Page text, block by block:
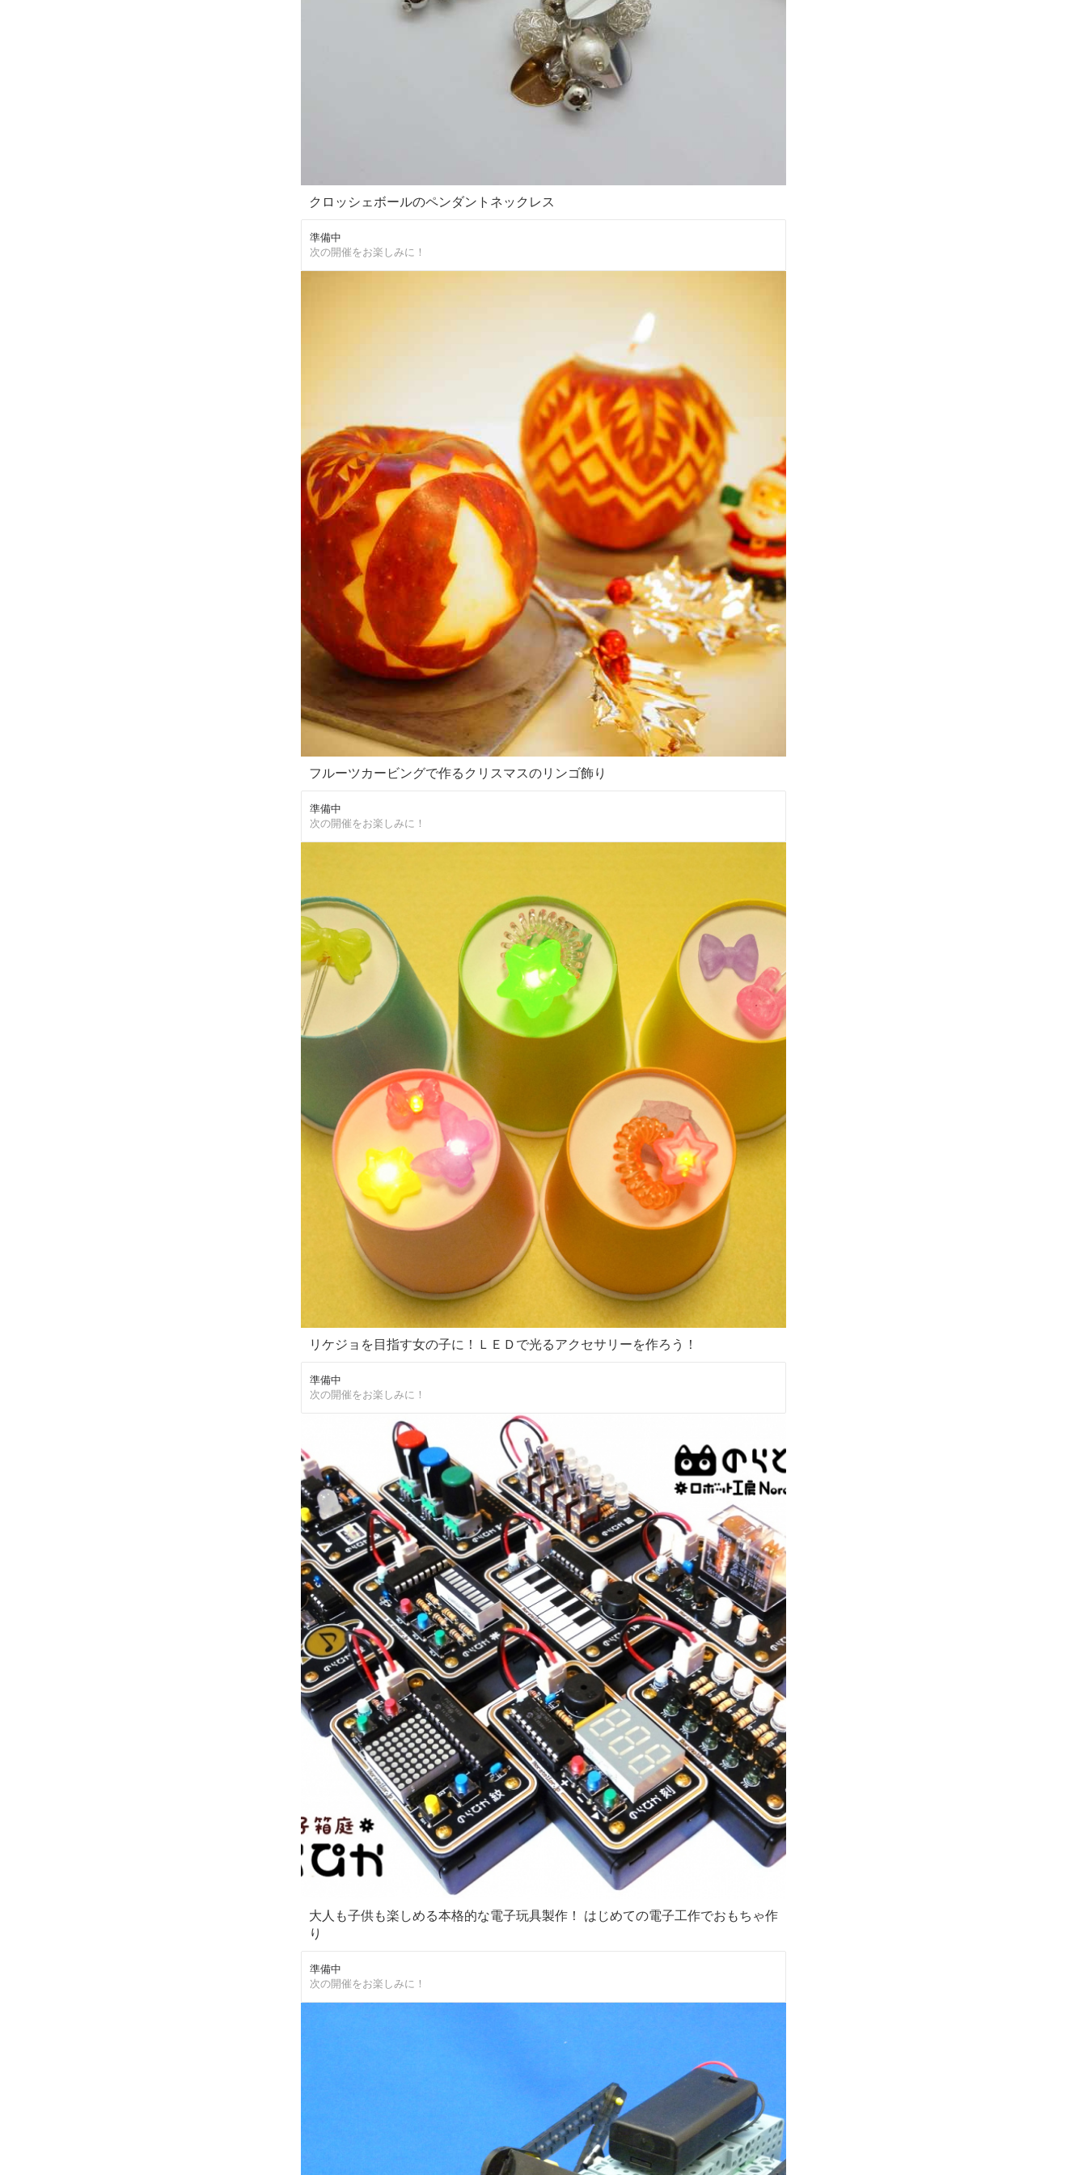
クロッシェボールのペンダントネックレス
準備中
次の開催をお楽しみに！
フルーツカービングで作るクリスマスのリンゴ飾り
準備中
次の開催をお楽しみに！
リケジョを目指す女の子に！ＬＥＤで光るアクセサリーを作ろう！
準備中
次の開催をお楽しみに！
大人も子供も楽しめる本格的な電子玩具製作！ はじめての電子工作でおもちゃ作
り
準備中
次の開催をお楽しみに！